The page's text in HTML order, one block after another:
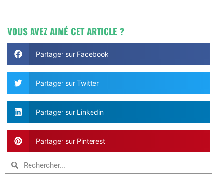
VOUS AVEZ AIMÉ CET ARTICLE ?
Partager sur Facebook
Partager sur Twitter
Partager sur Linkedin
Partager sur Pinterest